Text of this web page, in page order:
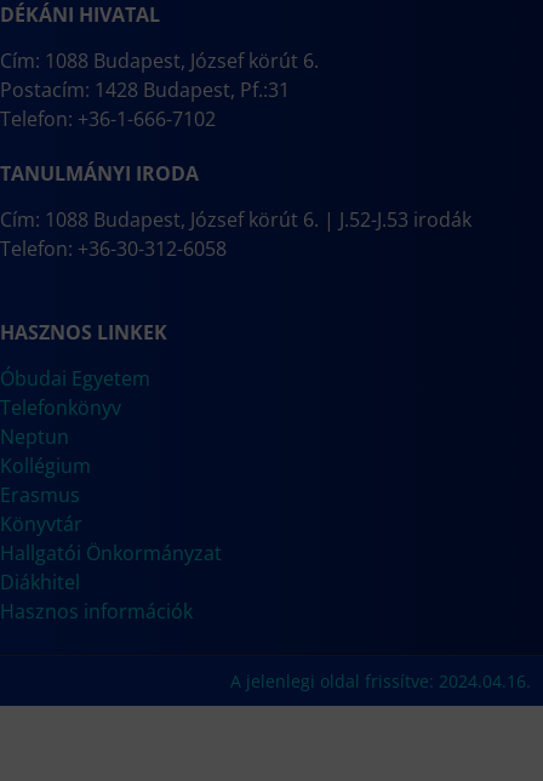
DÉKÁNI HIVATAL
Cím: 1088 Budapest, József körút 6.
Postacím: 1428 Budapest, Pf.:31
Telefon: +36-1-666-7102
TANULMÁNYI IRODA
Cím: 1088 Budapest, József körút 6. | J.52-J.53 irodák
Telefon: +36-30-312-6058
HASZNOS LINKEK
Óbudai Egyetem
Telefonkönyv
Neptun
Kollégium
Erasmus
Könyvtár
Hallgatói Önkormányzat
Diákhitel
Hasznos információk
A jelenlegi oldal frissítve: 2024.04.16.